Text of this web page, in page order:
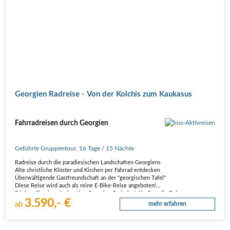
Georgien Radreise - Von der Kolchis zum Kaukasus
Fahrradreisen durch Georgien
Geführte Gruppentour, 16 Tage / 15 Nächte
Radreise durch die paradiesischen Landschaften Georgiens
Alte christliche Klöster und Kirchen per Fahrrad entdecken
Überwältigende Gastfreundschaft an der "georgischen Tafel"
Diese Reise wird auch als reine E-Bike-Reise angeboten!
ab 3.590,- € mehr erfahren